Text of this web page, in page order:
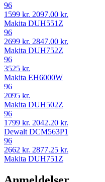
96
1599 kr. 2097.00 kr.
Makita DUH551Z
96
2699 kr. 2847.00 kr.
Makita DUH752Z
96
3525 kr.
Makita EH6000W
96
2095 kr.
Makita DUH502Z
96
1799 kr. 2042.20 kr.
Dewalt DCM563P1
96
2662 kr. 2877.25 kr.
Makita DUH751Z